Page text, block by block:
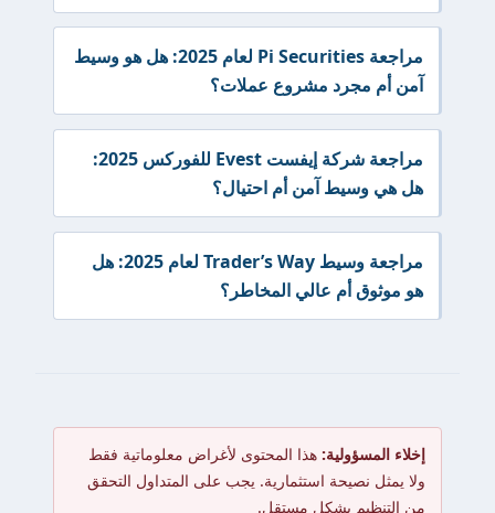
مراجعة Pi Securities لعام 2025: هل هو وسيط
آمن أم مجرد مشروع عملات؟
مراجعة شركة إيفست Evest للفوركس 2025:
هل هي وسيط آمن أم احتيال؟
مراجعة وسيط Trader’s Way لعام 2025: هل
هو موثوق أم عالي المخاطر؟
إخلاء المسؤولية: هذا المحتوى لأغراض معلوماتية فقط
ولا يمثل نصيحة استثمارية. يجب على المتداول التحقق
من التنظيم بشكل مستقل.